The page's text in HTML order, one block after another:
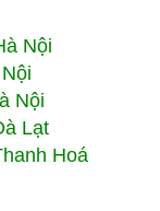
Nội
Nội
Lạt
Hoá